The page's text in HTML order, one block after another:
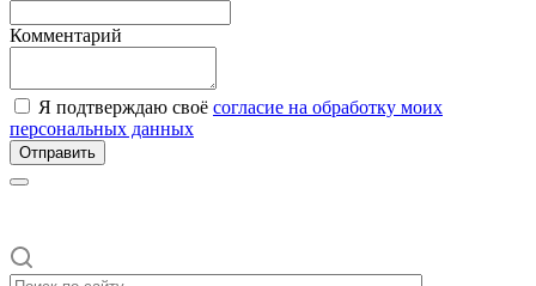
Комментарий
Я подтверждаю своё согласие на обработку моих
персональных данных
Отправить